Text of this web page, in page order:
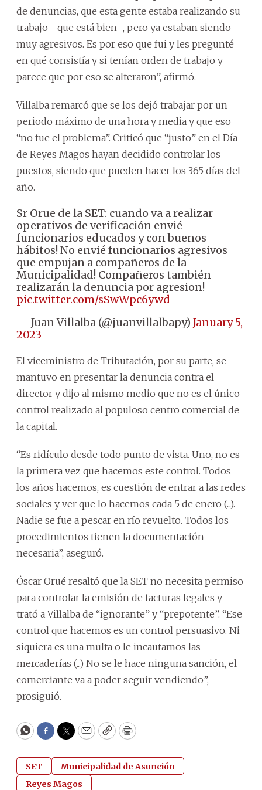
de denuncias, que esta gente estaba realizando su
trabajo –que está bien–, pero ya estaban siendo
muy agresivos. Es por eso que fui y les pregunté
en qué consistía y si tenían orden de trabajo y
parece que por eso se alteraron”, afirmó.
Villalba remarcó que se los dejó trabajar por un
periodo máximo de una hora y media y que eso
“no fue el problema”. Criticó que “justo” en el Día
de Reyes Magos hayan decidido controlar los
puestos, siendo que pueden hacer los 365 días del
año.
Sr Orue de la SET: cuando va a realizar
operativos de verificación envié
funcionarios educados y con buenos
hábitos! No envié funcionarios agresivos
que empujan a compañeros de la
Municipalidad! Compañeros también
realizarán la denuncia por agresion!
pic.twitter.com/sSwWpc6ywd
— Juan Villalba (@juanvillalbapy) January 5,
2023
El viceministro de Tributación, por su parte, se
mantuvo en presentar la denuncia contra el
director y dijo al mismo medio que no es el único
control realizado al populoso centro comercial de
la capital.
“Es ridículo desde todo punto de vista. Uno, no es
la primera vez que hacemos este control. Todos
los años hacemos, es cuestión de entrar a las redes
sociales y ver que lo hacemos cada 5 de enero (...).
Nadie se fue a pescar en río revuelto. Todos los
procedimientos tienen la documentación
necesaria”, aseguró.
Óscar Orué resaltó que la SET no necesita permiso
para controlar la emisión de facturas legales y
trató a Villalba de “ignorante” y “prepotente”. “Ese
control que hacemos es un control persuasivo. Ni
siquiera es una multa o le incautamos las
mercaderías (...) No se le hace ninguna sanción, el
comerciante va a poder seguir vendiendo”,
prosiguió.
WhatsApp
Facebook
Twitter
EmailCopyPrint
SET
Municipalidad de Asunción
Reyes Magos